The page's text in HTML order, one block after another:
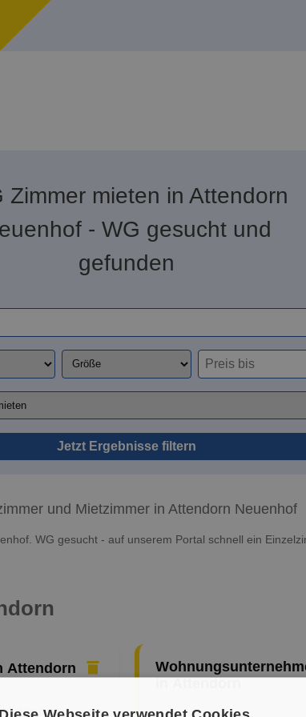
Zimmer mieten in Attendorn
- WG gesucht und
gefunden
Jetzt Ergebnisse filtern
und Mietzimmer in Attendorn Neuenhof
WG gesucht - auf unserem Portal schnell ein
Attendorn
&